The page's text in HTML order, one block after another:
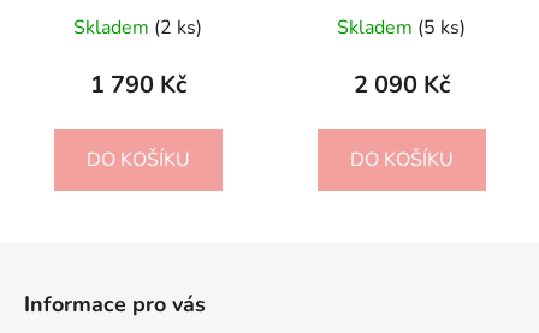
Skladem (2 ks)
1 790 Kč
DO KOŠÍKU
Skladem (5 ks)
2 090 Kč
DO KOŠÍKU
Informace pro vás